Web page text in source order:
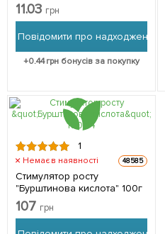
11.03 грн
Повідомити про надходження
+0.44грн бонусів за покупку
1
Немає в наявності 48585
Стимулятор росту
"Бурштинова кислота" 100г
107 грн